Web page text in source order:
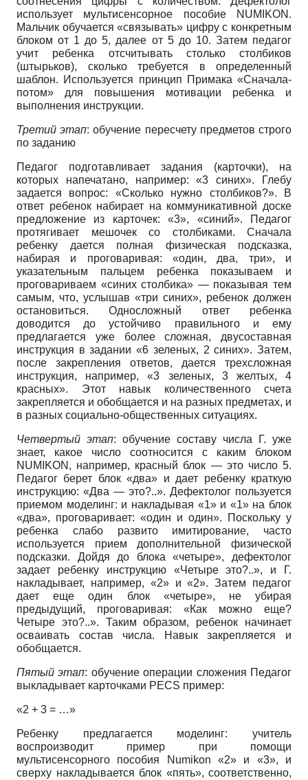
использует мультисенсорное пособие NUMIKON.
Мальчик обучается «связывать» цифру с конкретным
блоком от 1 до 5, далее от 5 до 10. Затем педагог
учит ребенка отсчитывать столько столбиков
(штырьков), сколько требуется в определенный
шаблон. Используется принцип Примака «Сначала-
потом» для повышения мотивации ребенка и
выполнения инструкции.
Третий этап: обучение пересчету предметов строго
по заданию
Педагог подготавливает задания (карточки), на
которых напечатано, например: «3 синих». Глебу
задается вопрос: «Сколько нужно столбиков?». В
ответ ребенок набирает на коммуникативной доске
предложение из карточек: «3», «синий». Педагог
протягивает мешочек со столбиками. Сначала
ребенку дается полная физическая подсказка,
набирая и проговаривая: «один, два, три», и
указательным пальцем ребенка показываем и
проговариваем «синих столбика» — показывая тем
самым, что, услышав «три синих», ребенок должен
остановиться. Односложный ответ ребенка
доводится до устойчиво правильного и ему
предлагается уже более сложная, двусоставная
инструкция в задании «6 зеленых, 2 синих». Затем,
после закрепления ответов, дается трехсложная
инструкция, например, «3 зеленых, 3 желтых, 4
красных». Этот навык количественного счета
закрепляется и обобщается и на разных предметах, и
в разных социально-общественных ситуациях.
Четвертый этап: обучение составу числа Г. уже
знает, какое число соотносится с каким блоком
NUMIKON, например, красный блок — это число 5.
Педагог берет блок «два» и дает ребенку краткую
инструкцию: «Два — это?..». Дефектолог пользуется
приемом моделинг: и накладывая «1» и «1» на блок
«два», проговаривает: «один и один». Поскольку у
ребенка слабо развито имитирование, часто
используется прием дополнительной физической
подсказки. Дойдя до блока «четыре», дефектолог
задает ребенку инструкцию «Четыре это?..», и Г.
накладывает, например, «2» и «2». Затем педагог
дает еще один блок «четыре», не убирая
предыдущий, проговаривая: «Как можно еще?
Четыре это?..». Таким образом, ребенок начинает
осваивать состав числа. Навык закрепляется и
обобщается.
Пятый этап: обучение операции сложения Педагог
выкладывает карточками PECS пример:
«2 + 3 = …»
Ребенку предлагается моделинг: учитель
воспроизводит пример при помощи
мультисенсорного пособия Numikon «2» и «3», и
сверху накладывается блок «пять», соответственно,